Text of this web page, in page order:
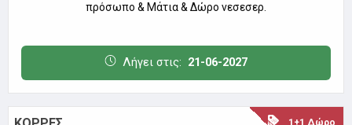
πρόσωπο & Μάτια & Δώρο νεσεσερ.
Λήγει στις: 21-06-2027